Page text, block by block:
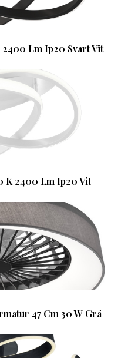
Lm Ip20 Svart Vit
2400 Lm Ip20 Vit
47 Cm 30 W Grå